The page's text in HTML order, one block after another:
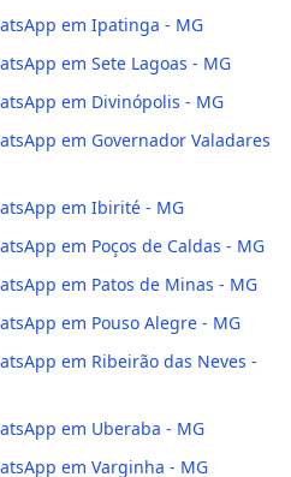
em Ipatinga - MG
em Sete Lagoas - MG
em Divinópolis - MG
em Governador Valadares
em Ibirité - MG
em Poços de Caldas - MG
em Patos de Minas - MG
em Pouso Alegre - MG
em Ribeirão das Neves -
em Uberaba - MG
em Varginha - MG